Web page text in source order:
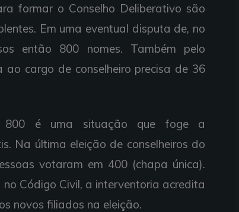
formar o Conselho Deliberativo são
Em uma eventual disputa de, no
então 800 nomes. Também pelo
cargo de conselheiro precisa de 36
800 é uma situação que foge a
Na última eleição de conselheiros do
votaram em 400 (chapa única).
Código Civil, a interventoria acredita
novos filiados na eleição.